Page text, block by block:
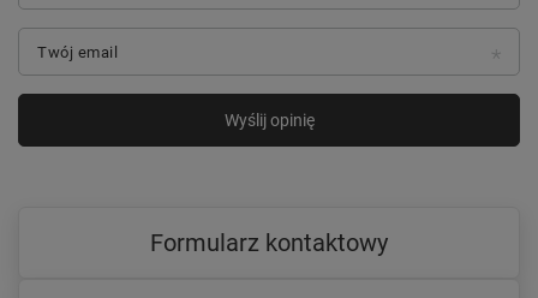
Twój email
Wyślij opinię
Formularz kontaktowy